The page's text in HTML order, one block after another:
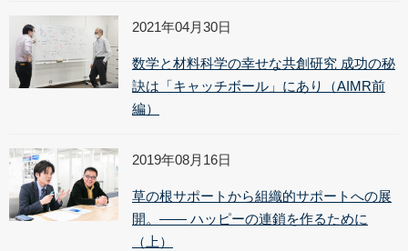
2021年04月30日
数学と材料科学の幸せな共創研究 成功の秘
訣は「キャッチボール」にあり（AIMR前
編）
2019年08月16日
草の根サポートから組織的サポートへの展
開。—— ハッピーの連鎖を作るために
（上）